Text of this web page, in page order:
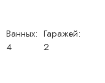
Ванных:
4
Гаражей:
2